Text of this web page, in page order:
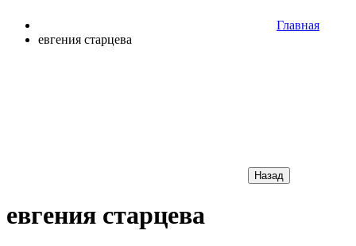
Главная
евгения старцева
Назад
евгения старцева